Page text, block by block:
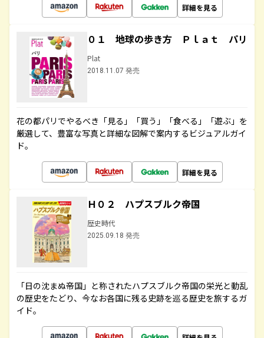
詳細を見る
０１ 地球の歩き方 Ｐｌａｔ パリ
Plat
2018.11.07 発売
花の都パリでやるべき「見る」「買う」「食べる」「遊ぶ」を
厳選して、豊富な写真と詳細な図解で案内するビジュアルガイ
ド。
詳細を見る
Ｈ０２ ハプスブルク帝国
歴史時代
2025.09.18 発売
「日の沈まぬ帝国」と称されたハプスブルク帝国の栄光と動乱
の歴史をたどり、今なお各国に残る史跡を巡る歴史を旅するガ
イド。